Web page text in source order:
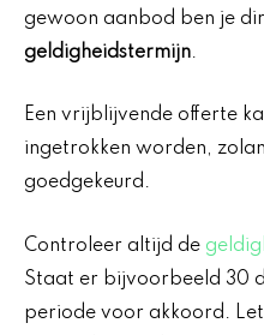
gewoon aanbod ben je
geldigheidstermijn.
Een vrijblijvende offerte
ingetrokken worden,
goedgekeurd.
Controleer altijd de
Staat er bijvoorbeeld 30
periode voor akkoord.